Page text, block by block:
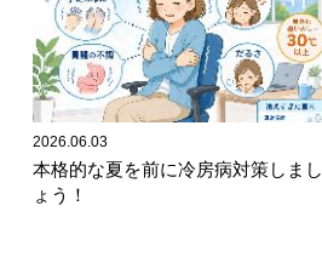
2026.06.03
本格的な夏を前に冷房病対策しまし
ょう！